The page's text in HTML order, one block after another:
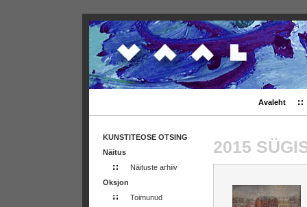
Avaleht
KUNSTITEOSE OTSING
Näitus
Näituste arhiiv
Oksjon
Toimunud
2015